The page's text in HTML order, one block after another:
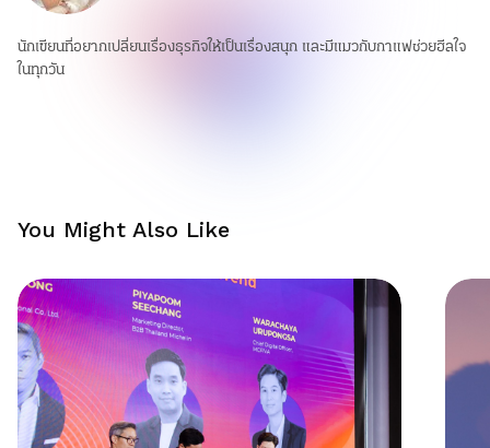
นักเขียนที่อยากเปลี่ยนเรื่องธุรกิจให้เป็นเรื่องสนุก และมีแมวกับกาแฟช่วยฮีลใจ
ในทุกวัน
You Might Also Like